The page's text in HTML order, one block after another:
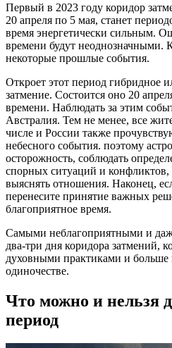
Первый в 2023 году коридор
20 апреля по 5 мая, станет
время энергетически сильным.
времени будут неоднозначными.
некоторые прошлые события.
Откроет этот период гибридное
затмение. Состоится оно 20
времени. Наблюдать за этим
Австралия. Тем не менее, все
числе и России также
небесного события. поэтому
осторожность, соблюдать
спорных ситуаций и
выяснять отношения. Наконец,
перенесите принятие важных
благоприятное время.
Самыми неблагоприятными и
два-три дня коридора затмений,
духовными практиками и больше
одиночестве.
Что можно и нельзя
период